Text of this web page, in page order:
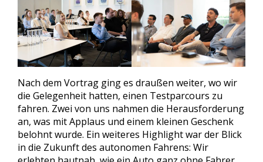
Nach dem Vortrag ging es draußen weiter, wo wir
die Gelegenheit hatten, einen Testparcours zu
fahren. Zwei von uns nahmen die Herausforderung
an, was mit Applaus und einem kleinen Geschenk
belohnt wurde. Ein weiteres Highlight war der Blick
in die Zukunft des autonomen Fahrens: Wir